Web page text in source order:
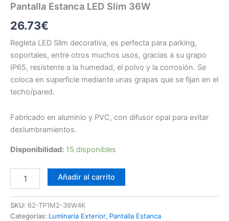
Pantalla Estanca LED Slim 36W
26.73€
Regleta LED Slim decorativa, es perfecta para parking,
soportales, entre otros muchos usos, gracias a su grapo
IP65, resistente a la humedad, el polvo y la corrosión. Se
coloca en superficie mediante unas grapas que se fijan en el
techo/pared.
Fabricado en aluminio y PVC, con difusor opal para evitar
deslumbramientos.
Disponibilidad: 15 disponibles
Estanca
Slim
36W
Añadir al carrito
SKU: 62-TP1M2-36W4K
Categorías: Luminaria Exterior, Pantalla Estanca